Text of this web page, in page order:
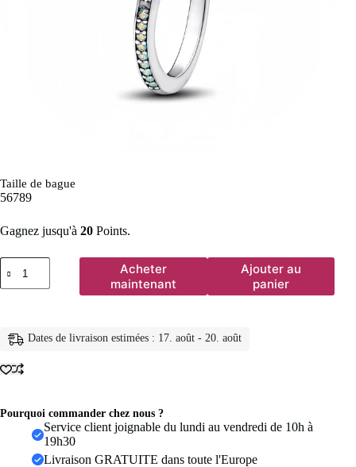
Taille de bague
56789
Gagnez jusqu'à 20 Points.
quantité
de
Bague
sterling
de
Princesse,
coquille,
couronne,
Acheter
maintenant
Ajouter au
panier
Dates de livraison estimées : 17. août - 20. août
Pourquoi commander chez nous ?
Service client joignable du lundi au vendredi de 10h à
19h30
Livraison GRATUITE dans toute l'Europe